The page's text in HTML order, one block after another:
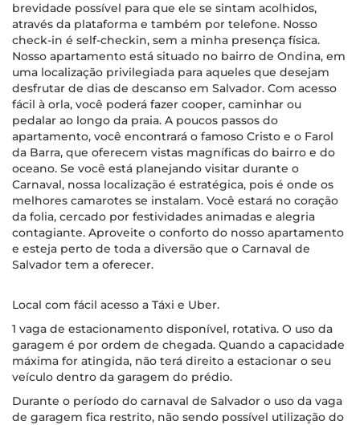
brevidade possível para que ele se sintam acolhidos,
através da plataforma e também por telefone. Nosso
check-in é self-checkin, sem a minha presença física.
Nosso apartamento está situado no bairro de Ondina, em
uma localização privilegiada para aqueles que desejam
desfrutar de dias de descanso em Salvador. Com acesso
fácil à orla, você poderá fazer cooper, caminhar ou
pedalar ao longo da praia. A poucos passos do
apartamento, você encontrará o famoso Cristo e o Farol
da Barra, que oferecem vistas magníficas do bairro e do
oceano. Se você está planejando visitar durante o
Carnaval, nossa localização é estratégica, pois é onde os
melhores camarotes se instalam. Você estará no coração
da folia, cercado por festividades animadas e alegria
contagiante. Aproveite o conforto do nosso apartamento
e esteja perto de toda a diversão que o Carnaval de
Salvador tem a oferecer.
Local com fácil acesso a Táxi e Uber.
1 vaga de estacionamento disponível, rotativa. O uso da
garagem é por ordem de chegada. Quando a capacidade
máxima for atingida, não terá direito a estacionar o seu
veículo dentro da garagem do prédio.
Durante o período do carnaval de Salvador o uso da vaga
de garagem fica restrito, não sendo possível utilização do